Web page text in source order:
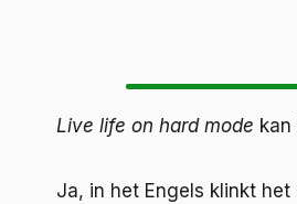
Live life on hard mode kan
Ja, in het Engels klinkt het